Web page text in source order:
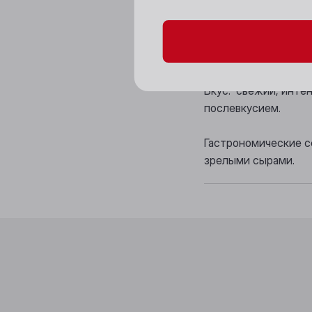
Аромат: чистый,
Вкус: свежий,
послевкусием.
Гастрономические
зрелыми сырами.